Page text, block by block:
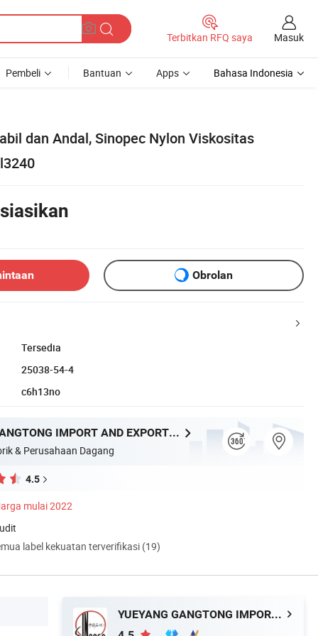
Terbitkan RFQ saya Masuk
Pembeli Bantuan Apps Bahasa Indonesia
dan Andal, Sinopec Nylon Viskositas
Obrolan
Tersedia
25038-54-4
c6h13no
YUEYANG GANGTONG IMPORT AND EXPORT TRADING COMPANY LIMITED
& Perusahaan Dagang
4.5
mulai 2022
label kekuatan terverifikasi (19)
YUEYANG GANGTONG IMPORT AND EXPORT TRADING COMPANY LIMITED